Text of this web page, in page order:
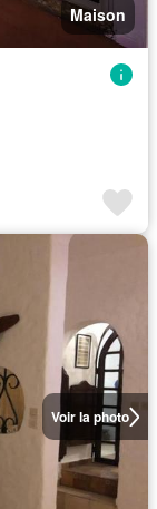
Maison
Voir la photo